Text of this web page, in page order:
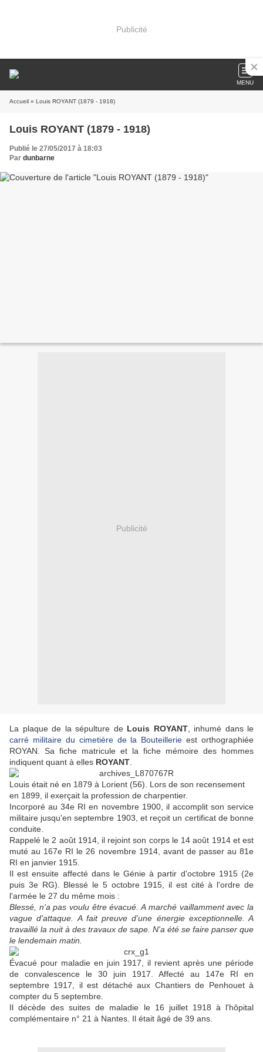
Publicité
MENU
Accueil » Louis ROYANT (1879 - 1918)
Louis ROYANT (1879 - 1918)
Publié le 27/05/2017 à 18:03
Par dunbarne
Publicité
La plaque de la sépulture de Louis ROYANT, inhumé dans le
carré militaire du cimetière de la Bouteillerie est orthographiée
ROYAN. Sa fiche matricule et la fiche mémoire des hommes
indiquent quant à elles ROYANT
Louis était né en 1879 à Lorient (56). Lors de son recensement
en 1899, il exerçait la profession de charpentier.
Incorporé au 34e RI en novembre 1900, il accomplit son service
militaire jusqu'en septembre 1903, et reçoit un certificat de bonne
conduite.
Rappelé le 2 août 1914, il rejoint son corps le 14 août 1914 et est
muté au 167e RI le 26 novembre 1914, avant de passer au 81e
RI en janvier 1915.
Il est ensuite affecté dans le Génie à partir d'octobre 1915 (2e
puis 3e RG). Blessé le 5 octobre 1915, il est cité à l'ordre de
l'armée le 27 du même mois :
Blessé, n'a pas voulu être évacué. A marché vaillamment avec la
vague d'attaque. A fait preuve d'une énergie exceptionnelle. A
travaillé la nuit à des travaux de sape. N'a été se faire panser que
le lendemain matin.
Évacué pour maladie en juin 1917, il revient après une période
de convalescence le 30 juin 1917. Affecté au 147e RI en
septembre 1917, il est détaché aux Chantiers de Penhouet à
compter du 5 septembre.
Il décède des suites de maladie le 16 juillet 1918 à l'hôpital
complémentaire n° 21 à Nantes. Il était âgé de 39 ans.